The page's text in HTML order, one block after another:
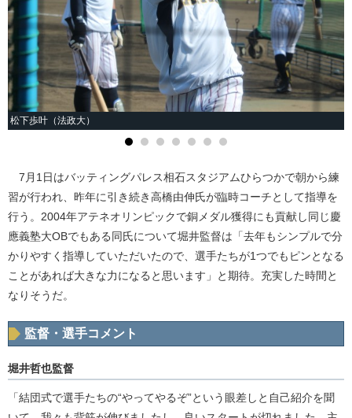
松下歩叶（法政大）
7月1日はバッティングパレス相石スタジアムひらつかで朝から練
習が行われ、昨年に引き続き高橋由伸氏が臨時コーチとして指導を
行う。2004年アテネオリンピックで銅メダル獲得にも貢献し同じ慶
應義塾大OBでもある同氏について堀井監督は「去年もシンプルで分
かりやすく指導していただいたので、選手たちが1つでもピンとなる
ことがあれば大きな力になると思います」と期待。充実した時間と
なりそうだ。
監督・選手コメント
堀井哲也監督
「結団式で選手たちの“やってやるぞ”という眼差しと自己紹介を聞